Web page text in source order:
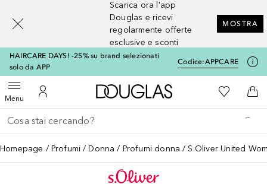
Scarica ora l'app
Douglas e ricevi
regolarmente offerte
esclusive e sconti
MOSTRA
HAIRCARE DAYS! -25% su brand selezionati
solo da APP
Codice:APPCARE
MenuApri menuAl Mio Account
A Douglas HomeAlla Mia
Al
Torna indietro
Esegui ricerca
Homepage Profumi Donna Profumi donna S.Oliver United
[navigation.slideout.screenreader]